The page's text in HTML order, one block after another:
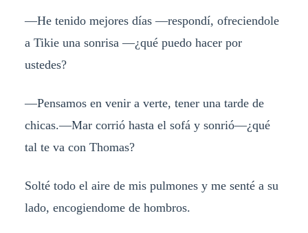
—He tenido mejores días —respondí, ofreciendole
a Tikie una sonrisa —¿qué puedo hacer por
ustedes?
—Pensamos en venir a verte, tener una tarde de
chicas.—Mar corrió hasta el sofá y sonrió—¿qué
tal te va con Thomas?
Solté todo el aire de mis pulmones y me senté a su
lado, encogiendome de hombros.